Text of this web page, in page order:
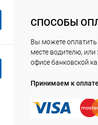
СПОСОБЫ
Вы можете
месте водителю,
офисе банковской
Принимаем к оплате